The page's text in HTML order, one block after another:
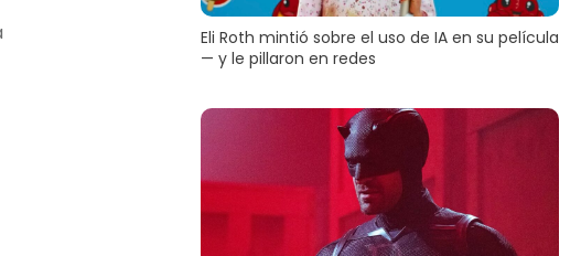
Eli Roth mintió sobre el uso de IA en su película
— y le pillaron en redes